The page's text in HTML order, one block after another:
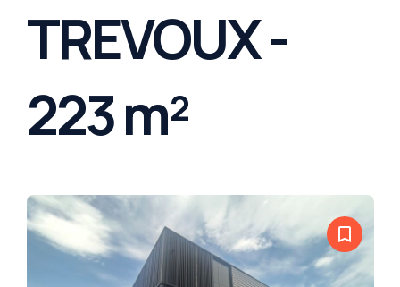
TREVOUX -
223 m²
bookmark_border